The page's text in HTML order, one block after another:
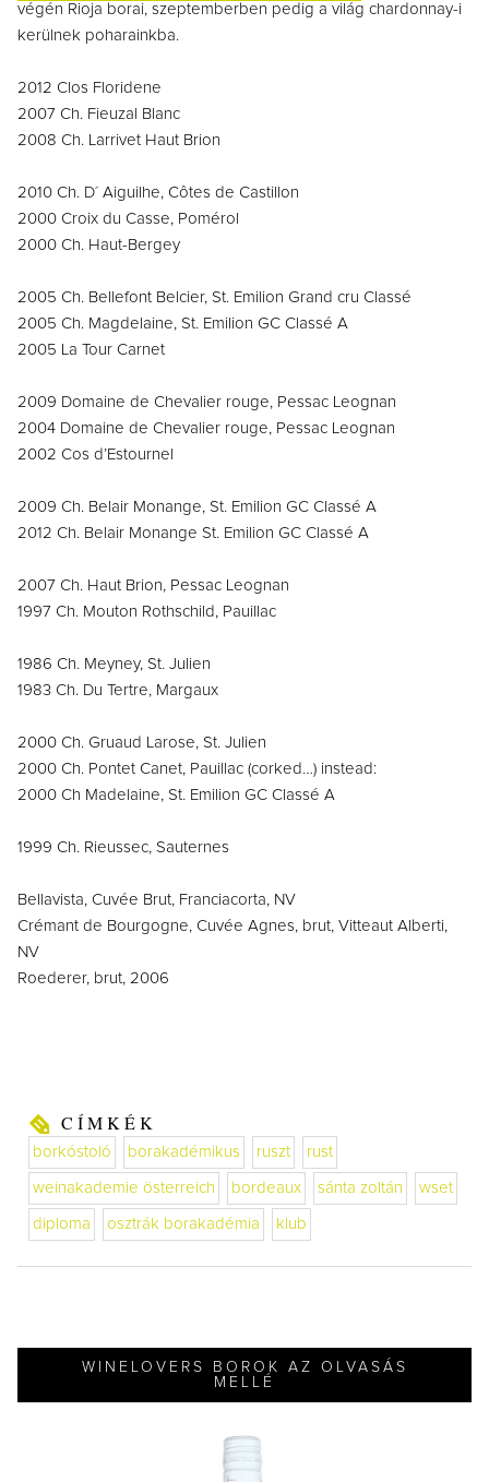
végén Rioja borai, szeptemberben pedig a világ chardonnay-i
kerülnek poharainkba.
2012 Clos Floridene
2007 Ch. Fieuzal Blanc
2008 Ch. Larrivet Haut Brion
2010 Ch. D´ Aiguilhe, Côtes de Castillon
2000 Croix du Casse, Pomérol
2000 Ch. Haut-Bergey
2005 Ch. Bellefont Belcier, St. Emilion Grand cru Classé
2005 Ch. Magdelaine, St. Emilion GC Classé A
2005 La Tour Carnet
2009 Domaine de Chevalier rouge, Pessac Leognan
2004 Domaine de Chevalier rouge, Pessac Leognan
2002 Cos d’Estournel
2009 Ch. Belair Monange, St. Emilion GC Classé A
2012 Ch. Belair Monange St. Emilion GC Classé A
2007 Ch. Haut Brion, Pessac Leognan
1997 Ch. Mouton Rothschild, Pauillac
1986 Ch. Meyney, St. Julien
1983 Ch. Du Tertre, Margaux
2000 Ch. Gruaud Larose, St. Julien
2000 Ch. Pontet Canet, Pauillac (corked…) instead:
2000 Ch Madelaine, St. Emilion GC Classé A
1999 Ch. Rieussec, Sauternes
Bellavista, Cuvée Brut, Franciacorta, NV
Crémant de Bourgogne, Cuvée Agnes, brut, Vitteaut Alberti,
NV
Roederer, brut, 2006
CÍMKÉK
borkóstoló borakadémikus ruszt rust
weinakademie österreich bordeaux sánta zoltán wset
diploma osztrák borakadémia klub
WINELOVERS BOROK AZ OLVASÁS
MELLÉ